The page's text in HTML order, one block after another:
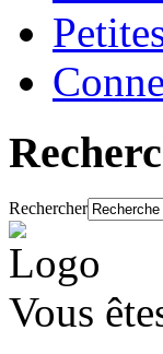
Rechercher
Vous